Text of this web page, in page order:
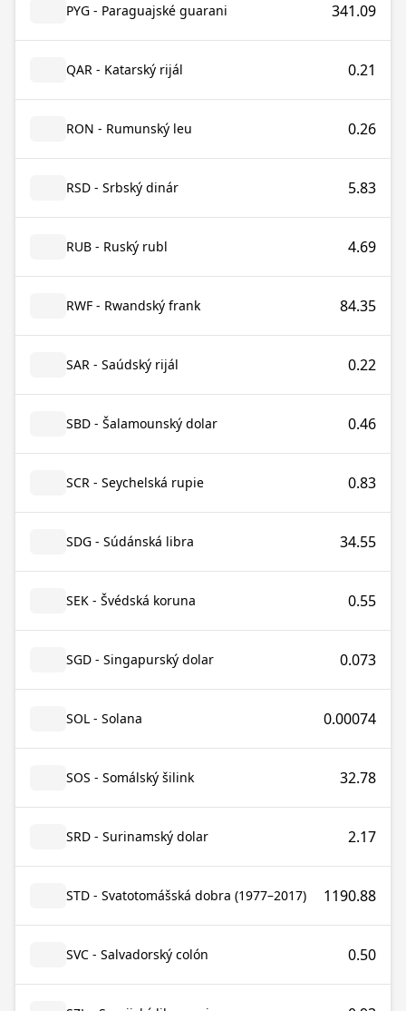
PYG - Paraguajské guarani 341.09
QAR - Katarský rijál 0.21
RON - Rumunský leu 0.26
RSD - Srbský dinár 5.83
RUB - Ruský rubl 4.69
RWF - Rwandský frank 84.35
SAR - Saúdský rijál 0.22
SBD - Šalamounský dolar 0.46
SCR - Seychelská rupie 0.83
SDG - Súdánská libra 34.55
SEK - Švédská koruna 0.55
SGD - Singapurský dolar 0.073
SOL - Solana 0.00074
SOS - Somálský šilink 32.78
SRD - Surinamský dolar 2.17
STD - Svatotomášská dobra (1977–2017) 1190.88
SVC - Salvadorský colón 0.50